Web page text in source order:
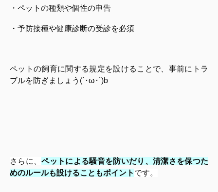
・ペットの種類や個性の申告
・予防接種や健康診断の受診を必須
ペットの飼育に関する規定を設けることで、事前にトラ
ブルを防ぎましょう(`･ω･´)b
さらに、ペットによる騒音を防いだり、清潔さを保つた
めのルールも設けることもポイント です。